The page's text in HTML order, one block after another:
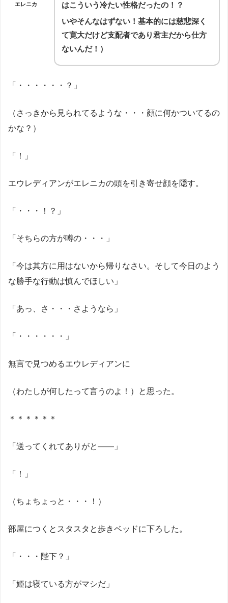
エレニカ
はこういう冷たい性格だったの！？
いやそんなはずない！基本的には慈悲深く
て寛大だけど支配者であり君主だから仕方
ないんだ！）
「・・・・・・？」
（さっきから見られてるような・・・顔に何かついてるの
かな？）
「！」
エウレディアンがエレニカの頭を引き寄せ顔を隠す。
「・・・！？」
「そちらの方が噂の・・・」
「今は其方に用はないから帰りなさい。そして今日のよう
な勝手な行動は慎んでほしい」
「あっ、さ・・・さようなら」
「・・・・・・」
無言で見つめるエウレディアンに
（わたしが何したって言うのよ！）と思った。
＊＊＊＊＊＊
「送ってくれてありがと——」
「！」
（ちょちょっと・・・！）
部屋につくとスタスタと歩きベッドに下ろした。
「・・・陛下？」
「姫は寝ている方がマシだ」